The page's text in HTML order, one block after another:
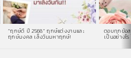
“ฤกษ์ดี ปี 2568” ฤกษ์แต่งงานและ
ฤกษ์มงคล เล็งวันมหาฤกษ์!
ตอบทุกข้อส
เป็นอย่างไร